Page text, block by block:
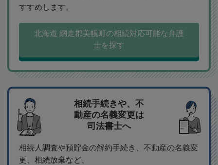
すすめします。
北海道 網走郡美幌町の相続対応可能な弁護
士を探す
相続手続きや、不
動産の名義変更は
司法書士へ
相続人調査や預貯金の解約手続き、不動産の名義変
更、相続放棄など、